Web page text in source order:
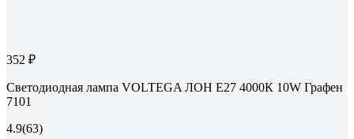
352 ₽
Светодиодная лампа VOLTEGA ЛОН Е27 4000К 10W Графен
7101
4.9(63)